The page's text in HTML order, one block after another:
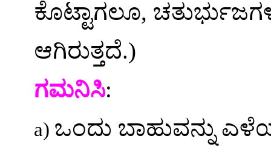
ಕೊಟ್ಟಾಗಲೂ,
ಆಗಿರುತ್ತದೆ.)
ಗಮನಿಸಿ:
a) ಒಂದು ಬಾಹುವನ್ನು